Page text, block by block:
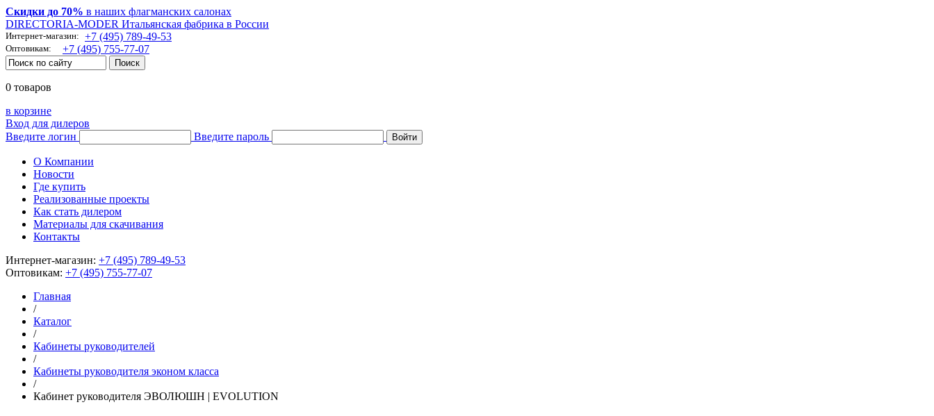
Скидки до 70% в наших флагманских салонах
DIRECTORIA-MODER Итальянская фабрика в России
Интернет-магазин: +7 (495) 789-49-53
Оптовикам: +7 (495) 755-77-07
0 товаров
в корзине
Вход для дилеров
Введите логин
Введите пароль
О Компании
Новости
Где купить
Реализованные проекты
Как стать дилером
Материалы для скачивания
Контакты
Интернет-магазин: +7 (495) 789-49-53
Оптовикам: +7 (495) 755-77-07
Главная
/
Каталог
/
Кабинеты руководителей
/
Кабинеты руководителя эконом класса
/
Кабинет руководителя ЭВОЛЮШН | EVOLUTION